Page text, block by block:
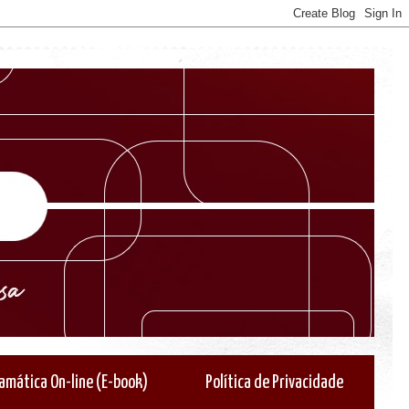
On-line (E-book) Política de Privacidade